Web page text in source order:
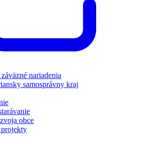
nariadenia
samosprávny kraj
obce